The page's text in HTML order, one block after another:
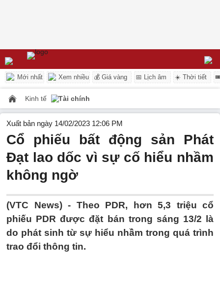
Mới nhất Xem nhiều 💰 Giá vàng 📅 Lịch âm ☀️ Thời tiết
Kinh tế Tài chính
Xuất bản ngày 14/02/2023 12:06 PM
Cổ phiếu bất động sản Phát
Đạt lao dốc vì sự cố hiểu nhầm
không ngờ
(VTC News) - Theo PDR, hơn 5,3 triệu cổ
phiếu PDR được đặt bán trong sáng 13/2 là
do phát sinh từ sự hiểu nhầm trong quá trình
trao đổi thông tin.